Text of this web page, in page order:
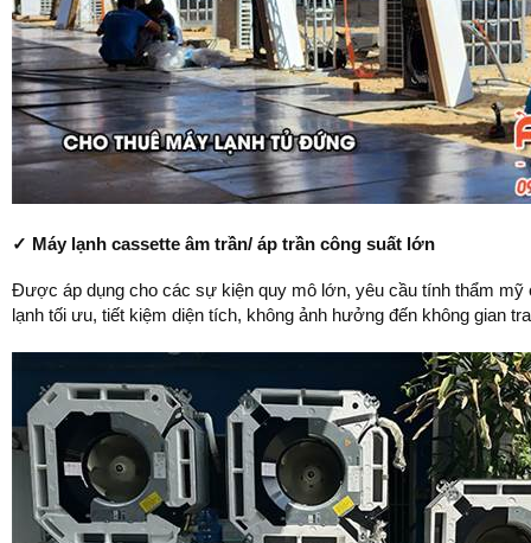
✓ Máy lạnh cassette âm trần/ áp trần công suất lớn
Được áp dụng cho các sự kiện quy mô lớn, yêu cầu tính thẩm mỹ
lạnh tối ưu, tiết kiệm diện tích, không ảnh hưởng đến không gian